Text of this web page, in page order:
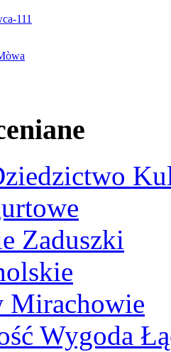
Zaduszki
Mirachowie
Wygoda